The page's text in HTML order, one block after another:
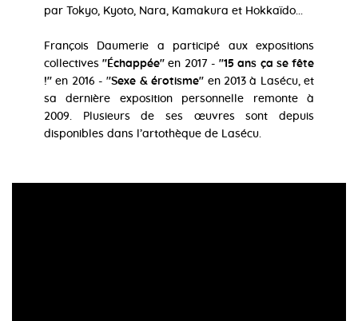
par Tokyo, Kyoto, Nara, Kamakura et Hokkaïdo...
François Daumerie a participé aux expositions
collectives''Échappée'' en 2017 -''15 ans ça se fête
!'' en 2016 - ''Sexe & érotisme'' en 2013 à Lasécu, et
sa dernière exposition personnelle remonte à
2009. Plusieurs de ses œuvres sont depuis
disponibles dans l’artothèque de Lasécu.